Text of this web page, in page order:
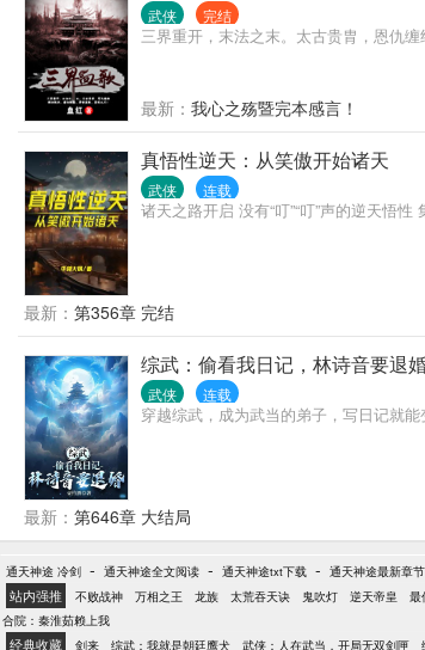
武侠 完结
三界重开，末法之末。太古贵胄，恩仇
最新： 我心之殇暨完本感言！
真悟性逆天：从笑傲开始诸天
武侠 连载
诸天之路开启 没有“叮”“叮”声的逆天悟
最新： 第356章 完结
综武：偷看我日记，林诗音要退
武侠 连载
穿越综武，成为武当的弟子，写日记就
最新： 第646章 大结局
通天神途 冷剑 - 通天神途全文阅读 - 通天神途txt下载 - 通天神途最新章节
站内强推 不败战神 万相之王 龙族 太荒吞天诀 鬼吹灯 逆天帝皇 最
合院：秦淮茹赖上我
经典收藏 剑来 综武：我就是朝廷鹰犬 武侠：人在武当，开局无双剑匣